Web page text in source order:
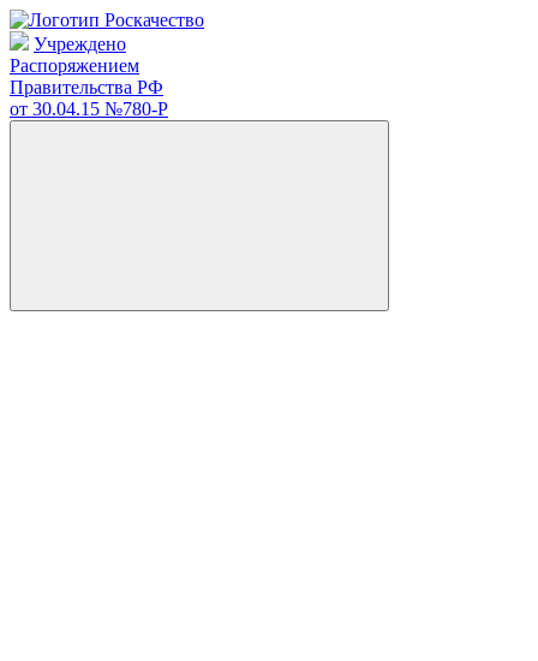
Учреждено
Распоряжением
Правительства РФ
от 30.04.15 №780-Р